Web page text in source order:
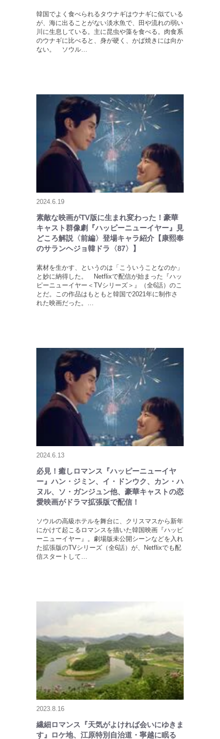
韓国でよく食べられるタウナギはウナギに似ている
が、海に出ることがない淡水魚で、田や流れの弱い
川に生息している。主に昆虫や藻を食べる。肉食系
のウナギに比べると、身が硬く、かば焼きには向か
ない。 ソウル…
2024.6.19
素敵な映画がTV版に生まれ変わった！豪華
キャスト群像劇『ハッピーニューイヤー』見
どころ解説〈前編〉登場キャラ紹介【康熙奉
のサランヘジョ韓ドラ〈87〉】
素材を生かす、というのは「こういうことなのか」
と妙に納得した。 Netflixで配信が始まった『ハッ
ピーニューイヤー＜TVシリーズ＞』（全6話）のこ
とだ。この作品はもともと韓国で2021年に制作さ
れた映画だった。…
2024.6.13
必見！癒しロマンス『ハッピーニューイヤ
ー』ハン・ジミン、イ・ドンウク、カン・ハ
ヌル、ソ・ガンジュン他、豪華キャストの恋
愛映画がドラマ拡張版で配信！
ソウルの高級ホテルを舞台に、クリスマスから新年
にかけて起こるロマンスを描いた韓国映画『ハッピ
ーニューイヤー』。劇場版未公開シーンなどを入れ
た拡張版のTVシリーズ（全6話）が、Netflixでも配
信スタートして…
2023.8.16
繊細ロマンス『天気がよければ会いにゆきま
す』ロケ地、江原特別自治道・寧越に眠る